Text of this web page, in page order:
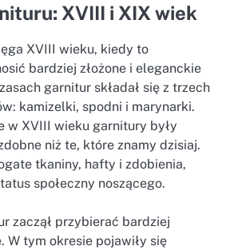
XVIII i XIX wiek
XVIII wieku, kiedy to
bardziej złożone i eleganckie
garnitur składał się z trzech
kamizelki, spodni i marynarki.
w XVIII wieku garnitury były
niż te, które znamy dzisiaj.
tkaniny, hafty i zdobienia,
społeczny noszącego.
zaczął przybierać bardziej
W tym okresie pojawiły się